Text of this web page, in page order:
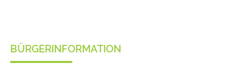
BÜRGERINFORMATION